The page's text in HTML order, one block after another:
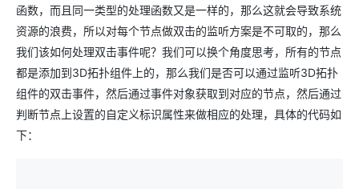
函数，而且同一类型的处理函数又是一样的，那么这就会导致系统
资源的浪费，所以对每个节点做双击的监听方案是不可取的，那么
我们该如何处理双击事件呢？我们可以换个角度思考，所有的节点
都是添加到3D拓扑组件上的，那么我们是否可以通过监听3D拓扑
组件的双击事件，然后通过事件对象获取到对应的节点，然后通过
判断节点上设置的自定义标识属性来做相应的处理，具体的代码如
下：